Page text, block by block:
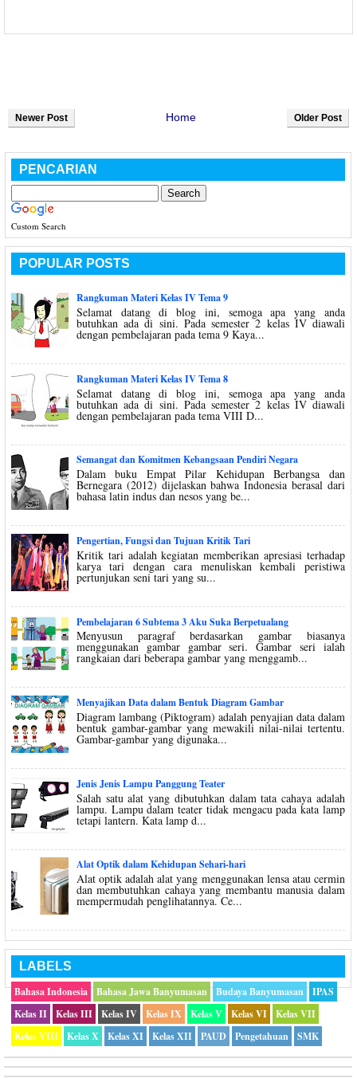
Newer Post Older Post
Home
PENCARIAN
Custom Search
POPULAR POSTS
Rangkuman Materi Kelas IV Tema 9
Selamat datang di blog ini, semoga apa yang anda
butuhkan ada di sini. Pada semester 2 kelas IV diawali
dengan pembelajaran pada tema 9 Kaya...
Rangkuman Materi Kelas IV Tema 8
Selamat datang di blog ini, semoga apa yang anda
butuhkan ada di sini. Pada semester 2 kelas IV diawali
dengan pembelajaran pada tema VIII D...
Semangat dan Komitmen Kebangsaan Pendiri Negara
Dalam buku Empat Pilar Kehidupan Berbangsa dan
Bernegara (2012) dijelaskan bahwa Indonesia berasal dari
bahasa latin indus dan nesos yang be...
Pengertian, Fungsi dan Tujuan Kritik Tari
Kritik tari adalah kegiatan memberikan apresiasi terhadap
karya tari dengan cara menuliskan kembali peristiwa
pertunjukan seni tari yang su...
Pembelajaran 6 Subtema 3 Aku Suka Berpetualang
Menyusun paragraf berdasarkan gambar biasanya
menggunakan gambar gambar seri. Gambar seri ialah
rangkaian dari beberapa gambar yang menggamb...
Menyajikan Data dalam Bentuk Diagram Gambar
Diagram lambang (Piktogram) adalah penyajian data dalam
bentuk gambar-gambar yang mewakili nilai-nilai tertentu.
Gambar-gambar yang digunaka...
Jenis Jenis Lampu Panggung Teater
Salah satu alat yang dibutuhkan dalam tata cahaya adalah
lampu. Lampu dalam teater tidak mengacu pada kata lamp
tetapi lantern. Kata lamp d...
Alat Optik dalam Kehidupan Sehari-hari
Alat optik adalah alat yang menggunakan lensa atau cermin
dan membutuhkan cahaya yang membantu manusia dalam
mempermudah penglihatannya. Ce...
LABELS
Bahasa Indonesia
Bahasa Jawa Banyumasan Budaya Banyumasan
IPAS
Kelas II
Kelas III Kelas IV Kelas IX Kelas V Kelas VI
Kelas VII
Kelas VIII
Kelas X Kelas XI Kelas XII PAUD Pengetahuan SMK